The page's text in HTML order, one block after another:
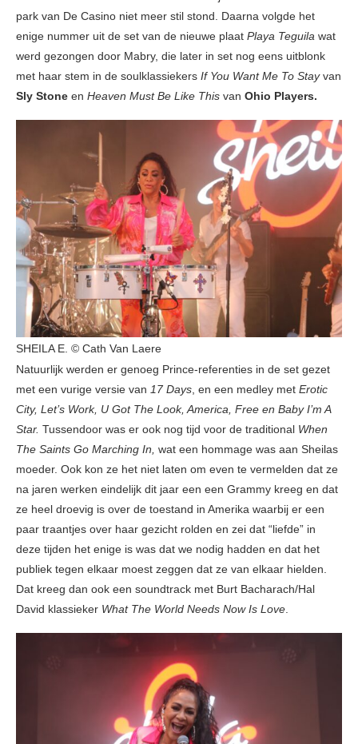
park van De Casino niet meer stil stond. Daarna volgde het
enige nummer uit de set van de nieuwe plaat Playa Teguila wat
werd gezongen door Mabry, die later in set nog eens uitblonk
met haar stem in de soulklassiekers If You Want Me To Stayvan
Sly Stone en Heaven Must Be Like This van Ohio Players.
SHEILA E. © Cath Van Laere
Natuurlijk werden er genoeg Prince-referenties in de set gezet
met een vurige versie van 17 Days, en een medley met Erotic
City, Let’s Work, U Got The Look, America, Free en Baby I’m A
Star. Tussendoor was er ook nog tijd voor de traditional When
The Saints Go Marching In, wat een hommage was aan Sheilas
moeder. Ook kon ze het niet laten om even te vermelden dat ze
na jaren werken eindelijk dit jaar een een Grammy kreeg en dat
ze heel droevig is over de toestand in Amerika waarbij er een
paar traantjes over haar gezicht rolden en zei dat “liefde” in
deze tijden het enige is was dat we nodig hadden en dat het
publiek tegen elkaar moest zeggen dat ze van elkaar hielden.
Dat kreeg dan ook een soundtrack met Burt Bacharach/Hal
David klassieker What The World Needs Now Is Love.